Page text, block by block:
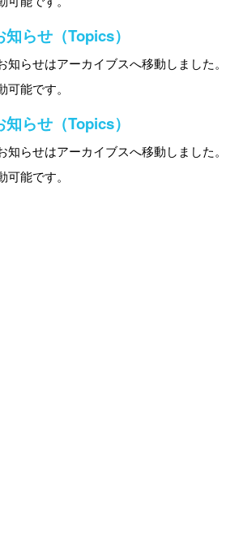
らせ（Topics）
知らせはアーカイブスへ移動しました。
可能です。
らせ（Topics）
知らせはアーカイブスへ移動しました。
可能です。